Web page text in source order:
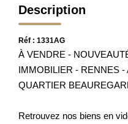
Description
Réf : 1331AG
À VENDRE -
IMMOBILIER - RENNES
QUARTIER
Retrouvez nos biens en